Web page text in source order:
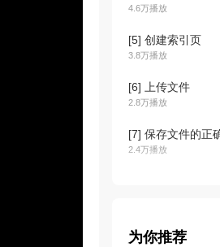
4.6万播放
[5] 创建索引页
3.8万播放
[6] 上传文件
2.8万播放
[7] 保存文件的正
2.4万播放
为你推荐